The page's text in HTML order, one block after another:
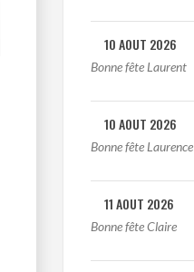
10 AOUT 2026
Bonne fête Laurent
10 AOUT 2026
Bonne fête Laurence
11 AOUT 2026
Bonne fête Claire